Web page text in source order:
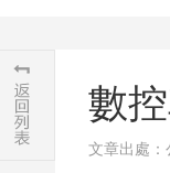
數
文章出處：